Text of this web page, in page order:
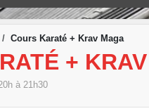
Cours Karaté + Krav Maga
+
à 21h30